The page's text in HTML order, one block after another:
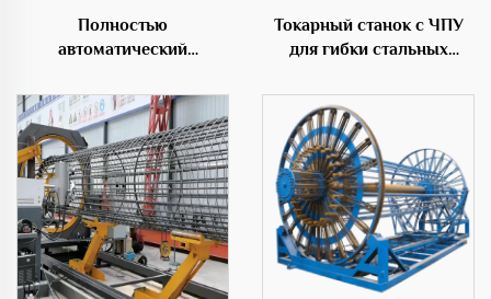
Полностью
автоматический
гибочный центр 50D
Токарный станок с ЧПУ
для гибки стальных
строительства